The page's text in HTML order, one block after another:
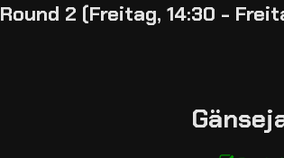
Round 2 (Freitag, 14:30 -